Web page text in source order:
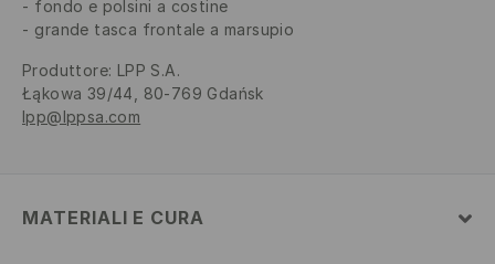
fondo e polsini a costine
grande tasca frontale a marsupio
Produttore: LPP S.A.
Łąkowa 39/44, 80-769 Gdańsk
lpp@lppsa.com
MATERIALI E CURA